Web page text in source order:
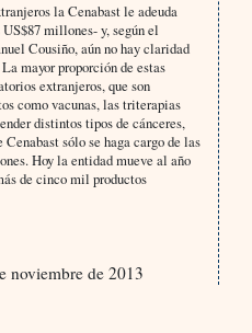
la Cenabast le adeuda
millones- y, según el
Cousiño, aún no hay claridad
mayor proporción de estas
extranjeros, que son
como vacunas, las triterapias
distintos tipos de cánceres,
sólo se haga cargo de las
Hoy la entidad mueve al año
de cinco mil productos
noviembre de 2013